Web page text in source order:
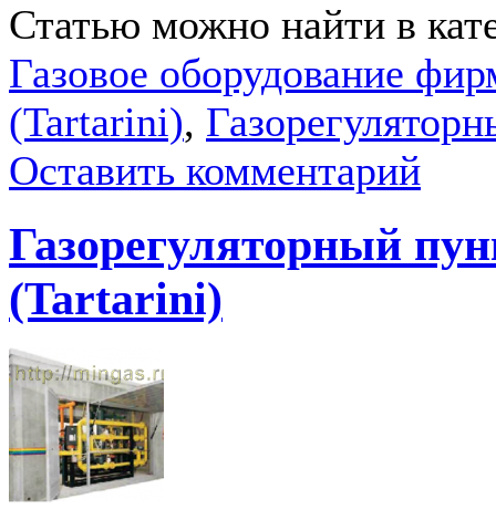
Статью можно найти в
Газовое оборудование
(Tartarini),
Оставить комментарий
Газорегуляторный
(Tartarini)